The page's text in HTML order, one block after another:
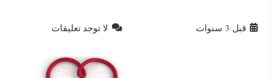
قبل 3 سنوات لا توجد تعليقات